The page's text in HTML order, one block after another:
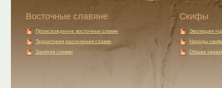
Восточные славяне
Происхождение восточных славян
Территория расселения славян
Занятия славян
Скифы
Эволюция
Народы
Общая